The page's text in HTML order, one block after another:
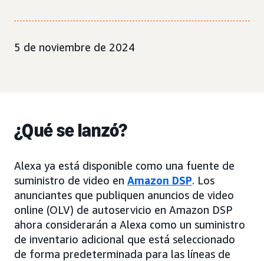
5 de noviembre de 2024
¿Qué se lanzó?
Alexa ya está disponible como una fuente de
suministro de video en Amazon DSP. Los
anunciantes que publiquen anuncios de video
online (OLV) de autoservicio en Amazon DSP
ahora considerarán a Alexa como un suministro
de inventario adicional que está seleccionado
de forma predeterminada para las líneas de